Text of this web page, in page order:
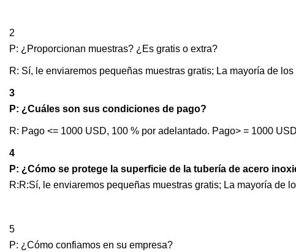
2
P: ¿Proporcionan muestras? ¿Es gratis o extra?
R: Sí, le enviaremos pequeñas muestras gratis; La mayoría de
3
P: ¿Cuáles son sus condiciones de pago?
R: Pago <= 1000 USD, 100 % por adelantado. Pago> = 1000
4
P: ¿Cómo se protege la superficie de la tubería de acero
R:R:Sí, le enviaremos pequeñas muestras gratis; La mayoría de
5
P: ¿Cómo confiamos en su empresa?